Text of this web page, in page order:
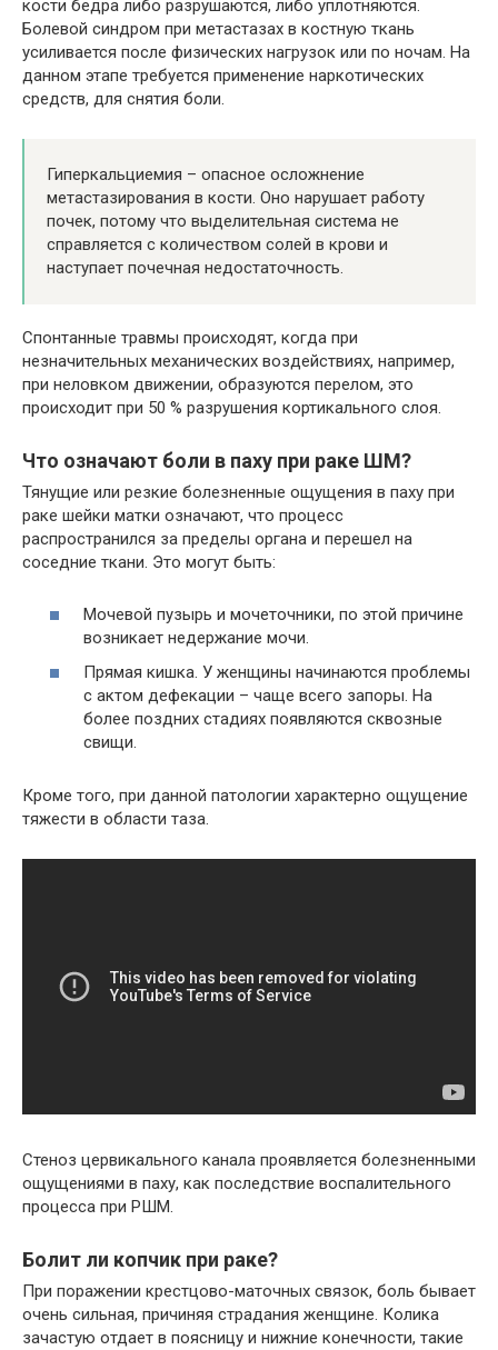
кости бедра либо разрушаются, либо уплотняются.
Болевой синдром при метастазах в костную ткань
усиливается после физических нагрузок или по ночам. На
данном этапе требуется применение наркотических
средств, для снятия боли.
Гиперкальциемия – опасное осложнение
метастазирования в кости. Оно нарушает работу
почек, потому что выделительная система не
справляется с количеством солей в крови и
наступает почечная недостаточность.
Спонтанные травмы происходят, когда при
незначительных механических воздействиях, например,
при неловком движении, образуются перелом, это
происходит при 50 % разрушения кортикального слоя.
Что означают боли в паху при раке ШМ?
Тянущие или резкие болезненные ощущения в паху при
раке шейки матки означают, что процесс
распространился за пределы органа и перешел на
соседние ткани. Это могут быть:
Мочевой пузырь и мочеточники, по этой причине
возникает недержание мочи.
Прямая кишка. У женщины начинаются проблемы
с актом дефекации – чаще всего запоры. На
более поздних стадиях появляются сквозные
свищи.
Кроме того, при данной патологии характерно ощущение
тяжести в области таза.
Стеноз цервикального канала проявляется болезненными
ощущениями в паху, как последствие воспалительного
процесса при РШМ.
Болит ли копчик при раке?
При поражении крестцово-маточных связок, боль бывает
очень сильная, причиняя страдания женщине. Колика
зачастую отдает в поясницу и нижние конечности, такие